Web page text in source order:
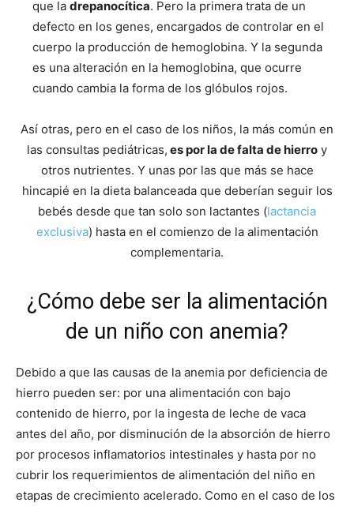
que la drepanocítica. Pero la primera trata de un
defecto en los genes, encargados de controlar en el
cuerpo la producción de hemoglobina. Y la segunda
es una alteración en la hemoglobina, que ocurre
cuando cambia la forma de los glóbulos rojos.
Así otras, pero en el caso de los niños, la más común en
las consultas pediátricas, es por la de falta de hierro y
otros nutrientes. Y unas por las que más se hace
hincapié en la dieta balanceada que deberían seguir los
bebés desde que tan solo son lactantes (lactancia
exclusiva) hasta en el comienzo de la alimentación
complementaria.
¿Cómo debe ser la alimentación
de un niño con anemia?
Debido a que las causas de la anemia por deficiencia de
hierro pueden ser: por una alimentación con bajo
contenido de hierro, por la ingesta de leche de vaca
antes del año, por disminución de la absorción de hierro
por procesos inflamatorios intestinales y hasta por no
cubrir los requerimientos de alimentación del niño en
etapas de crecimiento acelerado. Como en el caso de los